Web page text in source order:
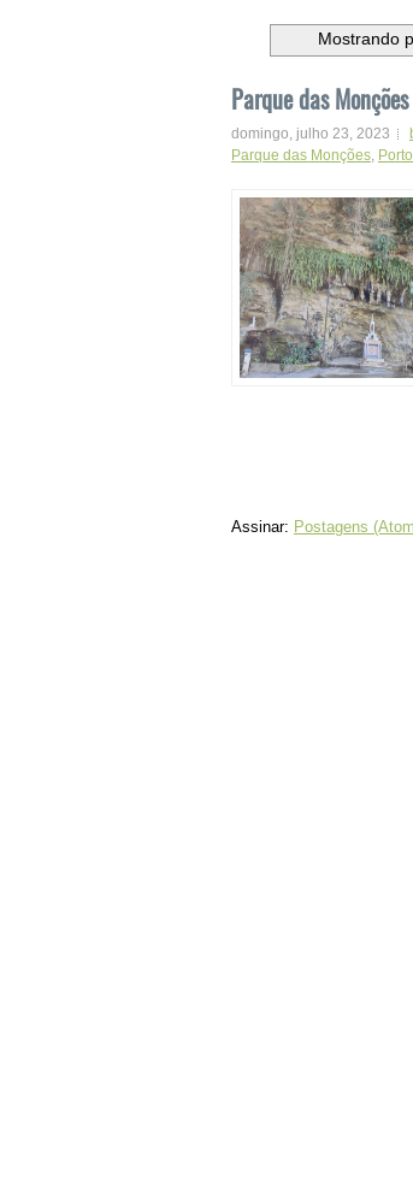
Mostrando
Parque das
domingo, julho 23, 2023
Parque das Monções
Assinar: Postagens